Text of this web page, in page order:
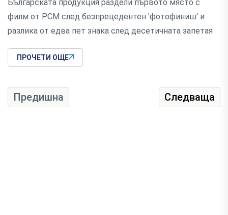
Българската продукция раздели първото място с
филм от РСМ след безпрецедентен 'фотофиниш' и
разлика от едва пет знака след десетичната запетая
ПРОЧЕТИ ОЩЕ
Предишна Следваща